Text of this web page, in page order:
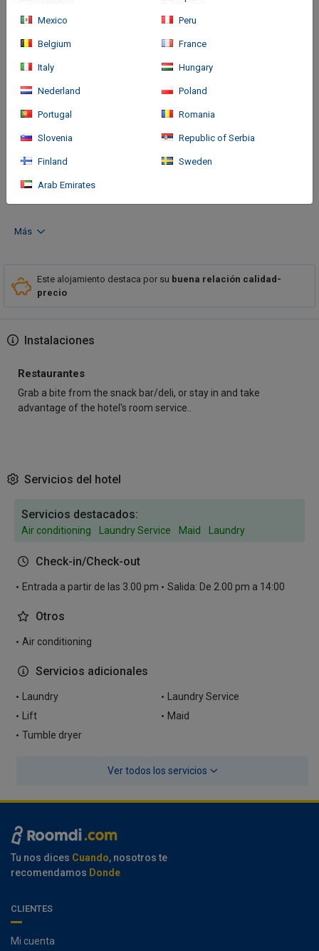
Cómo llegar
Centrally located in Bucaramanga, Ayenda 1506 La Puerta del
Sol is within a 15-minute walk of Acropolis Shopping Mall and
from Cacique Shopping Mall and 1.
Más
Este alojamiento destaca por su buena relación calidad-
precio
Instalaciones
Restaurantes
Grab a bite from the snack bar/deli, or stay in and take
advantage of the hotel's room service..
Servicios del hotel
Servicios destacados:
Air conditioning Laundry Service Maid Laundry
Check-in/Check-out
Entrada a partir de las 3.00 pm Salida: De 2.00 pm a 14:00
Otros
Air conditioning
Servicios adicionales
Laundry
Laundry Service
Lift
Maid
Tumble dryer
Ver todos los servicios
Tu nos dices Cuando, nosotros te
recomendamos Donde
CLIENTES
Mi cuenta
Mexico Peru
Belgium France
Italy Hungary
Nederland Poland
Portugal Romania
Slovenia Republic of Serbia
Finland Sweden
Arab Emirates